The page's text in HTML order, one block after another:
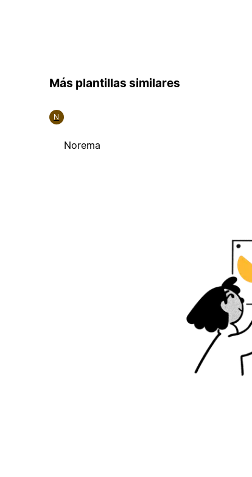
Más plantillas similares
N
Norema